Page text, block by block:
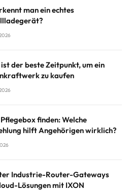
man ein echtes
der beste Zeitpunkt, um ein
zu kaufen
finden: Welche
hilft Angehörigen wirklich?
Industrie-Router-Gateways
Lösungen mit IXON